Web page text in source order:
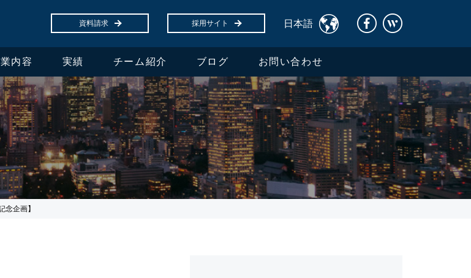
日本語
採用サイト
資料請求
内容 実績 チーム紹介 ブログ お問い合わせ
念企画】